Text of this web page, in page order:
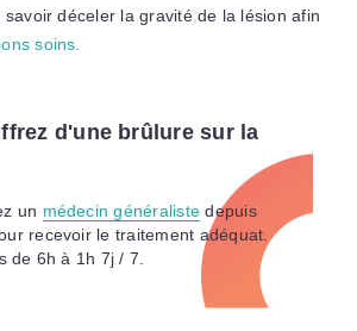
déceler la gravité de la lésion afin
soins.
d'une brûlure sur la
un médecin généraliste depuis
recevoir le traitement adéquat.
de 6h à 1h 7j / 7.